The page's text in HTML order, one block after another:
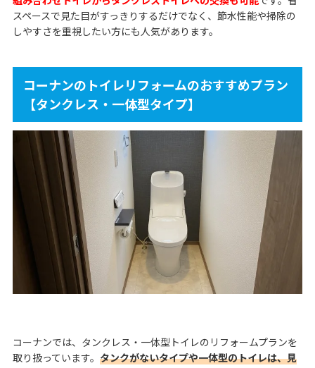
スペースで見た目がすっきりするだけでなく、節水性能や掃除の
しやすさを重視したい方にも人気があります。
コーナンのトイレリフォームのおすすめプラン
【タンクレス・一体型タイプ】
コーナンでは、タンクレス・一体型トイレのリフォームプランを
取り扱っています。 タンクがないタイプや一体型のトイレは、見